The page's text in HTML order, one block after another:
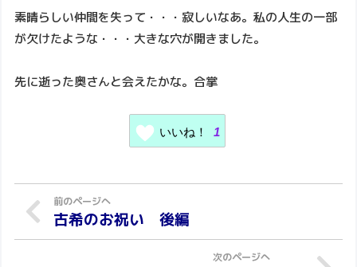
素晴らしい仲間を失って・・・寂しいなあ。私の人生の一部
が欠けたような・・・大きな穴が開きました。
先に逝った奥さんと会えたかな。合掌
いいね！ 1
古希のお祝い 後編